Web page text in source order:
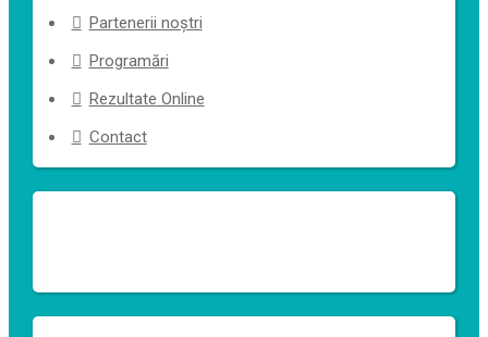
Partenerii noștri
Programări
Rezultate Online
Contact